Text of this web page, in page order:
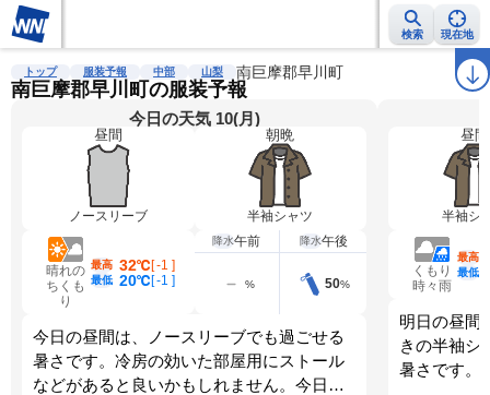
検索 現在地
雨雲レーダー 台風情報 地震情報 警報・注意報 ラ
トップ 服装予報 中部 山梨 南巨摩郡早川町
南巨摩郡早川町の服装予報
今日の天気 10(月)
昼間
ノースリーブ
朝晩
半袖シャツ
晴れの
ちくも
り
最高 32℃[-1 ]
最低 20℃[-1 ]
降水午前
%
降水午後
50%
今日の昼間は、ノースリーブでも過ごせる
暑さです。冷房の効いた部屋用にストール
などがあると良いかもしれません。今日
昼間
半袖シ
くもり
時々雨
最高
最低
明日の昼間
きの半袖シ
暑さです。